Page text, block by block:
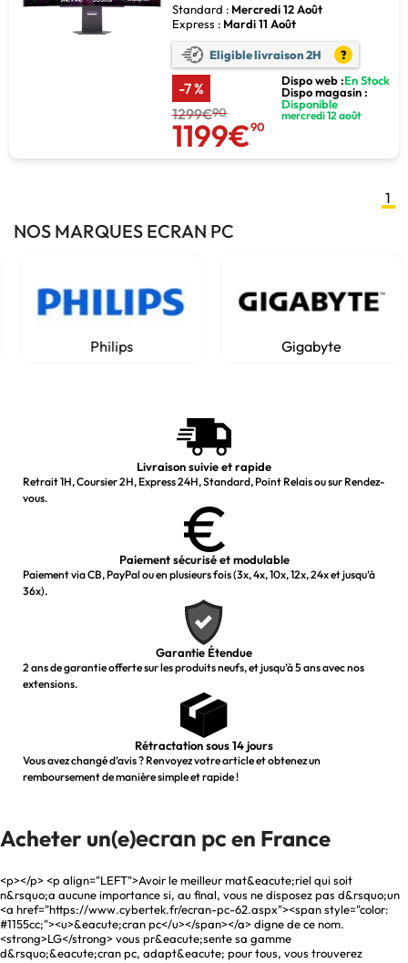
Standard : Mercredi 12 Août
Express : Mardi 11 Août
Eligible livraison 2H ?
-7 %
1299€90
1199€90
Dispo web :En Stock
Dispo magasin :
Disponible
mercredi 12 août
1
NOS MARQUES ECRAN PC
Philips Gigabyte
Livraison suivie et rapide
Retrait 1H, Coursier 2H, Express 24H, Standard, Point Relais ou sur Rendez-
vous.
Paiement sécurisé et modulable
Paiement via CB, PayPal ou en plusieurs fois (3x, 4x, 10x, 12x, 24x et jusqu’à
36x).
Garantie Étendue
2 ans de garantie offerte sur les produits neufs, et jusqu’à 5 ans avec nos
extensions.
Rétractation sous 14 jours
Vous avez changé d’avis ? Renvoyez votre article et obtenez un
remboursement de manière simple et rapide !
Acheter un(e)ecran pc en France
<p></p> <p align="LEFT">Avoir le meilleur mat&eacute;riel qui soit
n&rsquo;a aucune importance si, au final, vous ne disposez pas d&rsquo;un
<a href="https://www.cybertek.fr/ecran-pc-62.aspx"><span style="color:
#1155cc;"><u>&eacute;cran pc</u></span></a> digne de ce nom.
<strong>LG</strong> vous pr&eacute;sente sa gamme
d&rsquo;&eacute;cran pc, adapt&eacute; pour tous, vous trouverez